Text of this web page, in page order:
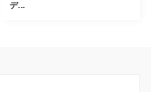
デ...